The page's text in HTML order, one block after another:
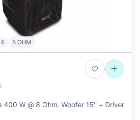
8 OHM
400 W @ 8 Ohm. Woofer 15'' + Driver